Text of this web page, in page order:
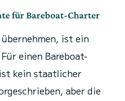
für Bareboat-Charter
ist ein
einen Bareboat-
kein staatlicher
aber die